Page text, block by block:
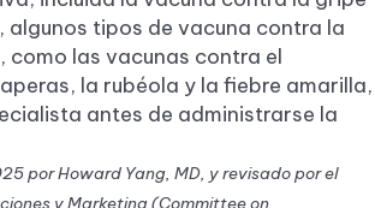
algunos tipos de vacuna contra la
como las vacunas contra el
la rubéola y la fiebre amarilla,
antes de administrarse la
por Howard Yang, MD, y revisado por el
y Marketing (Committee on